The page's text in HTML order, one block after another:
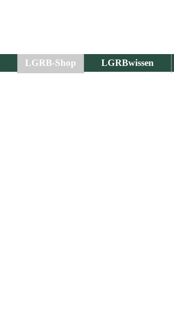
LGRB-Shop LGRBwissen